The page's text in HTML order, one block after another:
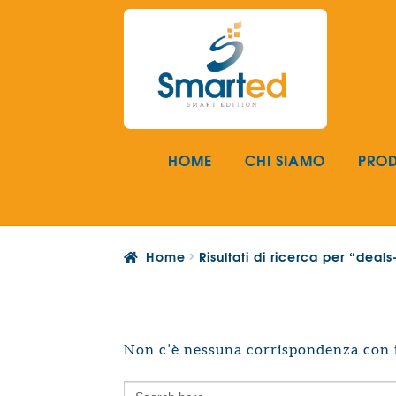
Vai
navigazione
Vai
HOME CHI SIAMO
Home Risultati di ricerca per
Non c’è nessuna corrispondenza
Search